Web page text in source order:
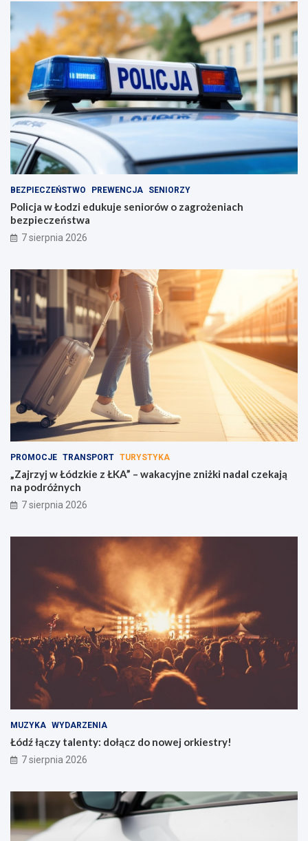
BEZPIECZEŃSTWO PREWENCJA SENIORZY
Policja w Łodzi edukuje seniorów o zagrożeniach
bezpieczeństwa
7 sierpnia 2026
PROMOCJE TRANSPORT TURYSTYKA
„Zajrzyj w Łódzkie z ŁKA” – wakacyjne zniżki nadal czekają
na podróżnych
7 sierpnia 2026
MUZYKA WYDARZENIA
Łódź łączy talenty: dołącz do nowej orkiestry!
7 sierpnia 2026